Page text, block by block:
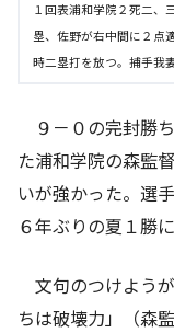
１回表浦和学院２死二、
塁、佐野が右中間に２点
時二塁打を放つ。捕手我
９－０の完封勝
た浦和学院の森監
いが強かった。選
６年ぶりの夏１勝
文句のつけよう
ちは破壊力」（森